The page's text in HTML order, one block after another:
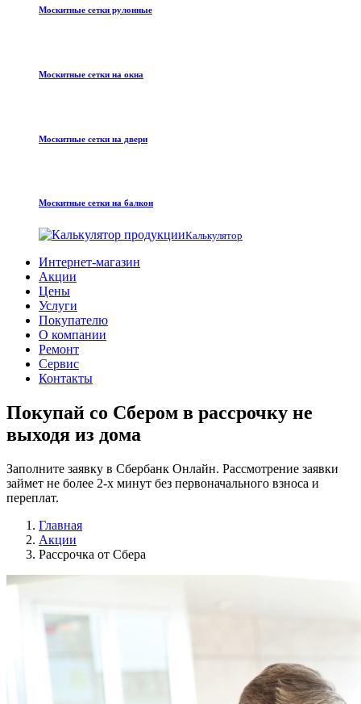
Москитные сетки рулонные
Москитные сетки на окна
Москитные сетки на двери
Москитные сетки на балкон
Калькулятор
Интернет-магазин
Акции
Цены
Услуги
Покупателю
О компании
Ремонт
Сервис
Контакты
Покупай со Сбером в рассрочку не
выходя из дома
Заполните заявку в Сбербанк Онлайн. Рассмотрение заявки
займет не более 2-х минут без первоначального взноса и
переплат.
Главная
Акции
Рассрочка от Сбера